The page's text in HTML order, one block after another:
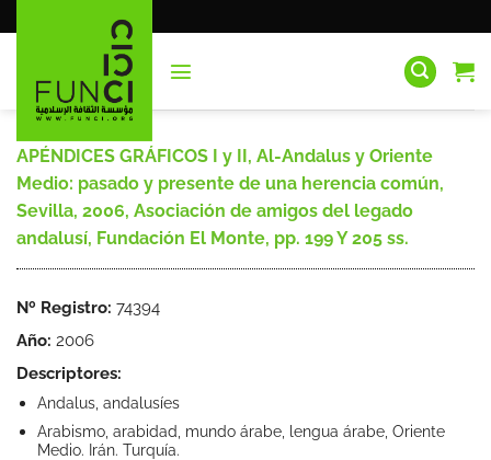
al
APÉNDICES GRÁFICOS I y II, Al-Andalus y Oriente
Medio: pasado y presente de una herencia común,
Sevilla, 2006, Asociación de amigos del legado
andalusí, Fundación El Monte, pp. 199 Y 205 ss.
Nº Registro: 74394
Año: 2006
Descriptores:
Andalus, andalusíes
Arabismo, arabidad, mundo árabe, lengua árabe, Oriente
Medio. Irán. Turquía.